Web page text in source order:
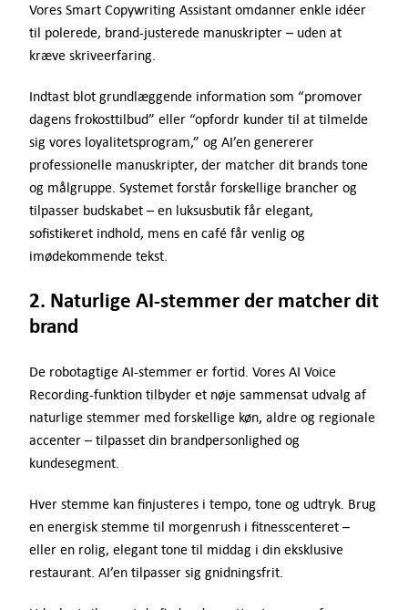
Vores Smart Copywriting Assistant omdanner enkle idéer
til polerede, brand-justerede manuskripter – uden at
kræve skriveerfaring.
Indtast blot grundlæggende information som “promover
dagens frokosttilbud” eller “opfordr kunder til at tilmelde
sig vores loyalitetsprogram,” og AI’en genererer
professionelle manuskripter, der matcher dit brands tone
og målgruppe. Systemet forstår forskellige brancher og
tilpasser budskabet – en luksusbutik får elegant,
sofistikeret indhold, mens en café får venlig og
imødekommende tekst.
2. Naturlige AI-stemmer der matcher dit
brand
De robotagtige AI-stemmer er fortid. Vores AI Voice
Recording-funktion tilbyder et nøje sammensat udvalg af
naturlige stemmer med forskellige køn, aldre og regionale
accenter – tilpasset din brandpersonlighed og
kundesegment.
Hver stemme kan finjusteres i tempo, tone og udtryk. Brug
en energisk stemme til morgenrush i fitnesscenteret –
eller en rolig, elegant tone til middag i din eksklusive
restaurant. AI’en tilpasser sig gnidningsfrit.